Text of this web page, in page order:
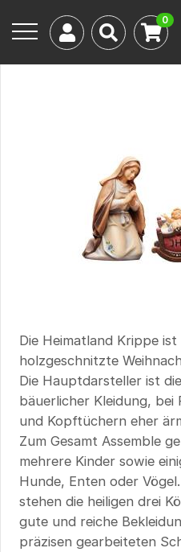
0
Die Heimatland Krippe ist
holzgeschnitzte
Die Hauptdarsteller ist
bäuerlicher Kleidung,
und Kopftüchern eher
Zum Gesamt Assemble
mehrere Kinder sowie
Hunde, Enten oder
stehen die heiligen drei
gute und reiche
präzisen gearbeiteten